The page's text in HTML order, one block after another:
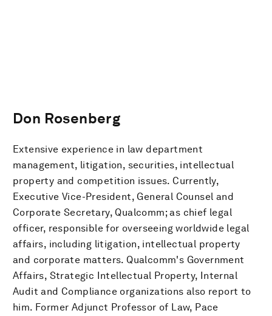
Don Rosenberg
Extensive experience in law department
management, litigation, securities, intellectual
property and competition issues. Currently,
Executive Vice-President, General Counsel and
Corporate Secretary, Qualcomm; as chief legal
officer, responsible for overseeing worldwide legal
affairs, including litigation, intellectual property
and corporate matters. Qualcomm's Government
Affairs, Strategic Intellectual Property, Internal
Audit and Compliance organizations also report to
him. Former Adjunct Professor of Law, Pace